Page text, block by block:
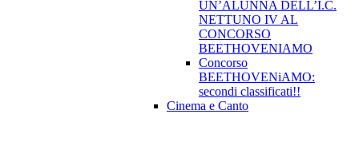
UN’ALUNNA DELL’I.C.
NETTUNO IV AL
CONCORSO
BEETHOVENIAMO
Concorso
BEETHOVENiAMO:
secondi classificati!!
Cinema e Canto